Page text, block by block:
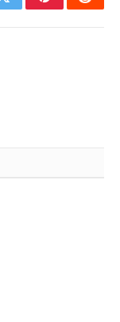
TwitterPinterest